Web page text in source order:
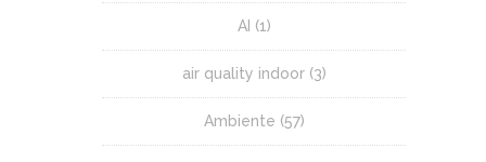
AI (1)
air quality indoor(3)
Ambiente (57)